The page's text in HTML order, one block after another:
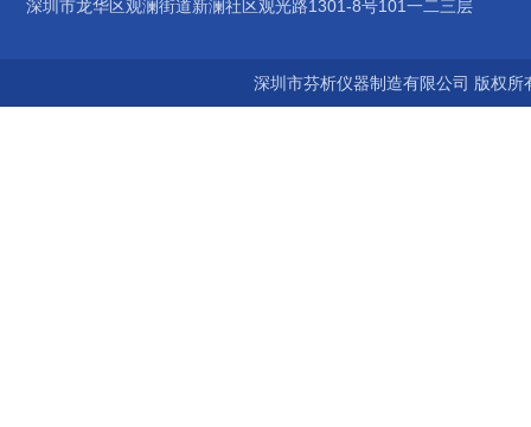
深圳市龙华区观澜街道新澜社区观光路1301-8号101一二三层
深圳市芬析仪器制造有限公司 版权